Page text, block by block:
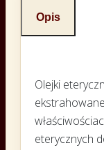
Opis
Olejki
eterycznych